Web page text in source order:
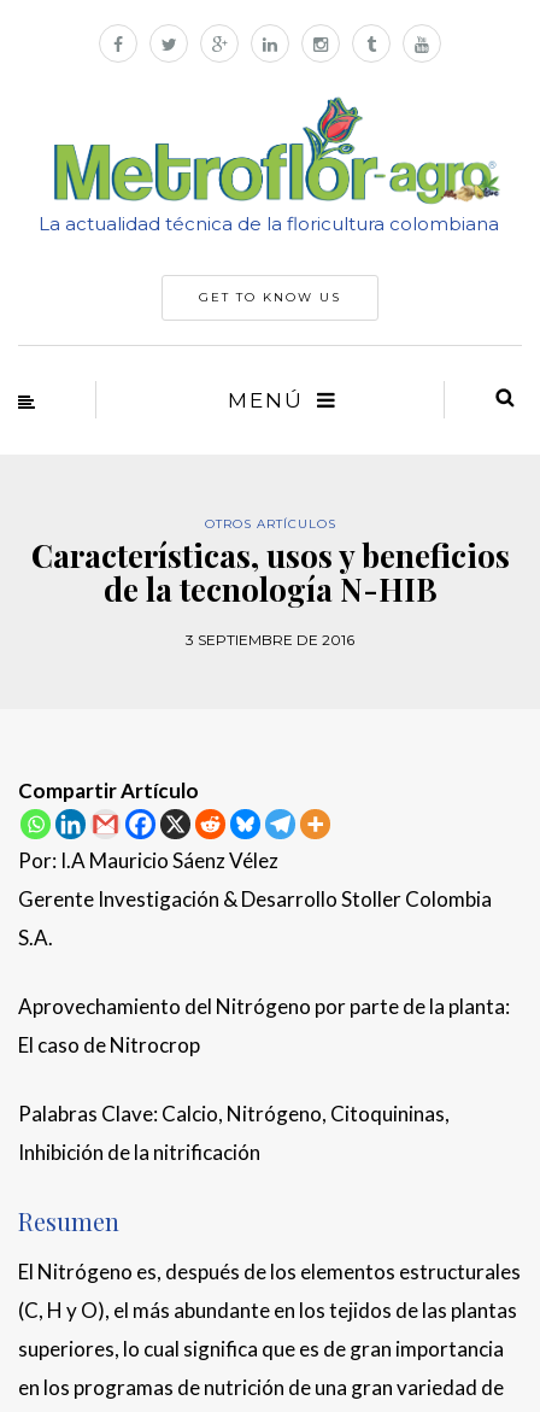
La actualidad técnica de la floricultura colombiana
GET TO KNOW US
MENÚ
OTROS ARTÍCULOS
Características, usos y beneficios
de la tecnología N-HIB
3 SEPTIEMBRE DE 2016
Compartir Artículo
Por: I.A Mauricio Sáenz Vélez
Gerente Investigación & Desarrollo Stoller Colombia
S.A.
Aprovechamiento del Nitrógeno por parte de la planta:
El caso de Nitrocrop
Palabras Clave: Calcio, Nitrógeno, Citoquininas,
Inhibición de la nitrificación
Resumen
El Nitrógeno es, después de los elementos estructurales
(C, H y O), el más abundante en los tejidos de las plantas
superiores, lo cual significa que es de gran importancia
en los programas de nutrición de una gran variedad de